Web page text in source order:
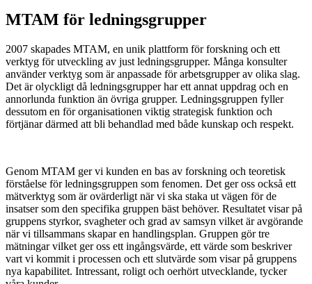
MTAM för ledningsgrupper
2007 skapades MTAM, en unik plattform för forskning och ett
verktyg för utveckling av just ledningsgrupper. Många konsulter
använder verktyg som är anpassade för arbetsgrupper av olika slag.
Det är olyckligt då ledningsgrupper har ett annat uppdrag och en
annorlunda funktion än övriga grupper. Ledningsgruppen fyller
dessutom en för organisationen viktig strategisk funktion och
förtjänar därmed att bli behandlad med både kunskap och respekt.
Genom MTAM ger vi kunden en bas av forskning och teoretisk
förståelse för ledningsgruppen som fenomen. Det ger oss också ett
mätverktyg som är ovärderligt när vi ska staka ut vägen för de
insatser som den specifika gruppen bäst behöver. Resultatet visar på
gruppens styrkor, svagheter och grad av samsyn vilket är avgörande
när vi tillsammans skapar en handlingsplan. Gruppen gör tre
mätningar vilket ger oss ett ingångsvärde, ett värde som beskriver
vart vi kommit i processen och ett slutvärde som visar på gruppens
nya kapabilitet. Intressant, roligt och oerhört utvecklande, tycker